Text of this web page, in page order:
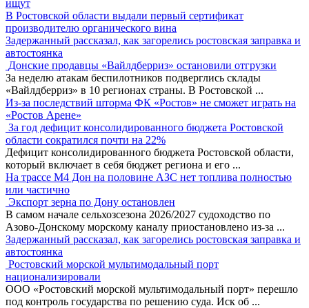
ищут
В Ростовской области выдали первый сертификат
производителю органического вина
Задержанный рассказал, как загорелись ростовская заправка и
автостоянка
Донские продавцы «Вайлдберриз» остановили отгрузки
За неделю атакам беспилотников подверглись склады
«Вайлдберриз» в 10 регионах страны. В Ростовской ...
Из-за последствий шторма ФК «Ростов» не сможет играть на
«Ростов Арене»
За год дефицит консолидированного бюджета Ростовской
области сократился почти на 22%
Дефицит консолидированного бюджета Ростовской области,
который включает в себя бюджет региона и его ...
На трассе М4 Дон на половине АЗС нет топлива полностью
или частично
Экспорт зерна по Дону остановлен
В самом начале сельхозсезона 2026/2027 судоходство по
Азово-Донскому морскому каналу приостановлено из-за ...
Задержанный рассказал, как загорелись ростовская заправка и
автостоянка
Ростовский морской мультимодальный порт
национализировали
ООО «Ростовский морской мультимодальный порт» перешло
под контроль государства по решению суда. Иск об ...